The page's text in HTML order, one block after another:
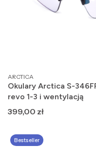
PRODUCENT
ARCTICA
Okulary Arctica S-
revo 1-3 i wentylacją
Cena
399,00 zł
Bestseller